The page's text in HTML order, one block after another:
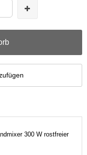
300 W rostfreier